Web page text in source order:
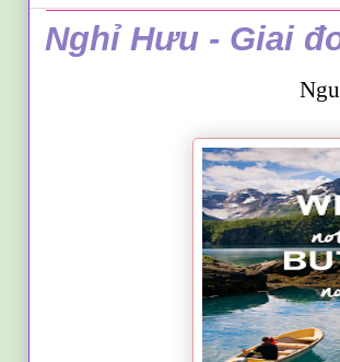
Nghỉ Hưu - Giai